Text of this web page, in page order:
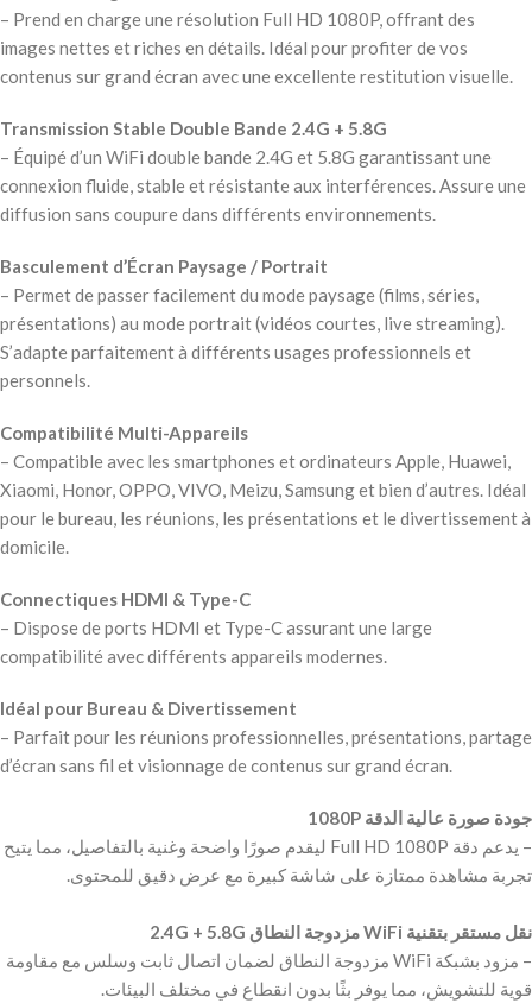
– Prend en charge une résolution Full HD 1080P, offrant des
images nettes et riches en détails. Idéal pour profiter de vos
contenus sur grand écran avec une excellente restitution visuelle.
Transmission Stable Double Bande 2.4G + 5.8G
– Équipé d’un WiFi double bande 2.4G et 5.8G garantissant une
connexion fluide, stable et résistante aux interférences. Assure une
diffusion sans coupure dans différents environnements.
Basculement d’Écran Paysage / Portrait
– Permet de passer facilement du mode paysage (films, séries,
présentations) au mode portrait (vidéos courtes, live streaming).
S’adapte parfaitement à différents usages professionnels et
personnels.
Compatibilité Multi-Appareils
– Compatible avec les smartphones et ordinateurs Apple, Huawei,
Xiaomi, Honor, OPPO, VIVO, Meizu, Samsung et bien d’autres. Idéal
pour le bureau, les réunions, les présentations et le divertissement à
domicile.
Connectiques HDMI & Type-C
– Dispose de ports HDMI et Type-C assurant une large
compatibilité avec différents appareils modernes.
Idéal pour Bureau & Divertissement
– Parfait pour les réunions professionnelles, présentations, partage
d’écran sans fil et visionnage de contenus sur grand écran.
– يدعم دقة Full HD 1080P ليقدم صورًا واضحة وغنية بالتفاصيل، مما يتيح
– مزود بشبكة WiFi مزدوجة النطاق لضمان اتصال ثابت وسلس مع مقاومة